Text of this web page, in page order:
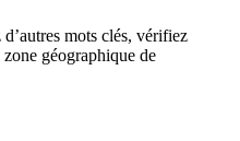
mots clés, vérifiez
géographique de